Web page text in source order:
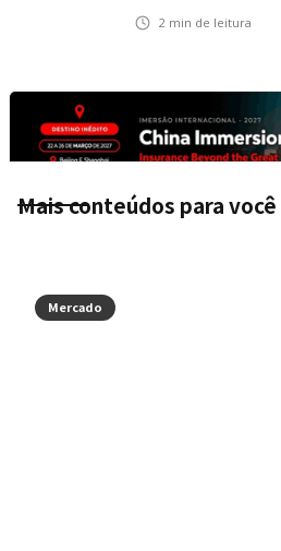
na Ponte Rio-
2 min de leitura
Mais conteúdos para você
Mercado